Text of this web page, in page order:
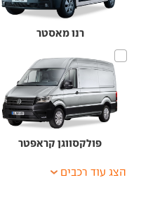
רנו מאסטר
פולקסווגן קראפטר
הצג עוד רכבים